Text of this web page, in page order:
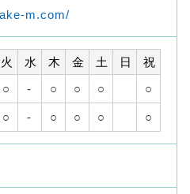
m.com/
火 水 木 金 土 日
祝
○ - ○ ○ ○ ○
○ - ○ ○ ○ ○